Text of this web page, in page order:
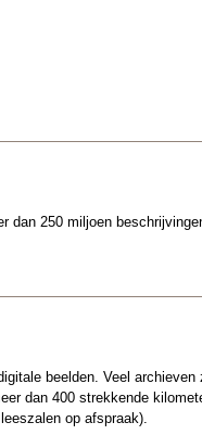
dan 250 miljoen
beelden. Veel
dan 400 strekkende
op afspraak).